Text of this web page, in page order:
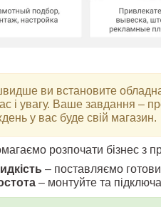
ви встановите
і увагу. Ваше завдання –
у вас буде свій магазин.
розпочати бізнес з
– поставляємо
– монтуйте та